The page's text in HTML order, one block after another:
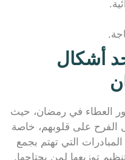
أشكال
العطاء في رمضان، حيث
الفرح على قلوبهم، خاصة
التي تهتم بجمع
توزيعها لمن يحتاجها.